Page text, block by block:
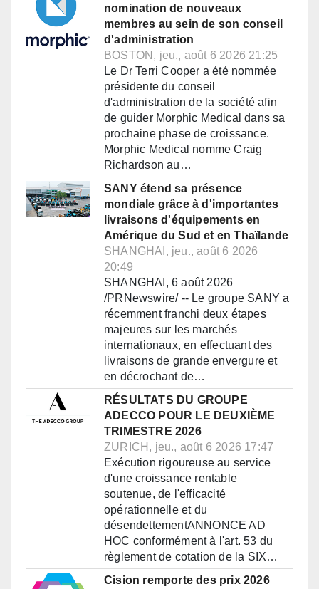
nomination de nouveaux
membres au sein de son conseil
d'administration
BOSTON, jeu., août 6 2026 21:25
Le Dr Terri Cooper a été nommée
présidente du conseil
d'administration de la société afin
de guider Morphic Medical dans sa
prochaine phase de croissance.
Morphic Medical nomme Craig
Richardson au…
SANY étend sa présence
mondiale grâce à d'importantes
livraisons d'équipements en
Amérique du Sud et en Thaïlande
SHANGHAI, jeu., août 6 2026
20:49
SHANGHAI, 6 août 2026
/PRNewswire/ -- Le groupe SANY a
récemment franchi deux étapes
majeures sur les marchés
internationaux, en effectuant des
livraisons de grande envergure et
en décrochant de…
RÉSULTATS DU GROUPE
ADECCO POUR LE DEUXIÈME
TRIMESTRE 2026
ZURICH, jeu., août 6 2026 17:47
Exécution rigoureuse au service
d'une croissance rentable
soutenue, de l'efficacité
opérationnelle et du
désendettementANNONCE AD
HOC conformément à l'art. 53 du
règlement de cotation de la SIX…
Cision remporte des prix 2026